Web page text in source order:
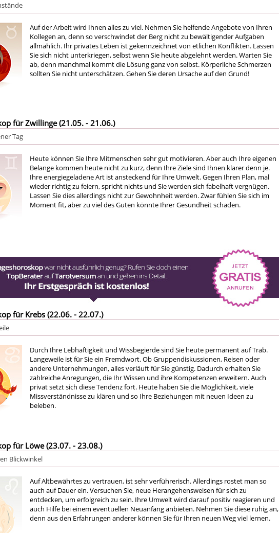
Auf der Arbeit wird Ihnen alles zu viel. Nehmen Sie helfende Angebote von Ihren
Kollegen an, denn so verschwindet der Berg nicht zu bewältigender Aufgaben
allmählich. Ihr privates Leben ist gekennzeichnet von etlichen Konflikten. Lassen
Sie sich nicht unterkriegen, selbst wenn Sie heute abgelehnt werden. Warten Sie
ab, denn manchmal kommt die Lösung ganz von selbst. Körperliche Schmerzen
sollten Sie nicht unterschätzen. Gehen Sie deren Ursache auf den Grund!
für Zwillinge (21.05. - 21.06.)
Tag
Heute können Sie Ihre Mitmenschen sehr gut motivieren. Aber auch Ihre eigenen
Belange kommen heute nicht zu kurz, denn Ihre Ziele sind Ihnen klarer denn je.
Ihre energiegeladene Art ist ansteckend für Ihre Umwelt. Gegen Ihren Plan, mal
wieder richtig zu feiern, spricht nichts und Sie werden sich fabelhaft vergnügen.
Lassen Sie dies allerdings nicht zur Gewohnheit werden. Zwar fühlen Sie sich im
Moment fit, aber zu viel des Guten könnte Ihrer Gesundheit schaden.
für Krebs (22.06. - 22.07.)
Durch Ihre Lebhaftigkeit und Wissbegierde sind Sie heute permanent auf Trab.
Langeweile ist für Sie ein Fremdwort. Ob Gruppendiskussionen, Reisen oder
andere Unternehmungen, alles verläuft für Sie günstig. Dadurch erhalten Sie
zahlreiche Anregungen, die Ihr Wissen und ihre Kompetenzen erweitern. Auch
privat setzt sich diese Tendenz fort. Heute haben Sie die Möglichkeit, viele
Missverständnisse zu klären und so Ihre Beziehungen mit neuen Ideen zu
beleben.
für Löwe (23.07. - 23.08.)
Blickwinkel
Auf Altbewährtes zu vertrauen, ist sehr verführerisch. Allerdings rostet man so
auch auf Dauer ein. Versuchen Sie, neue Herangehensweisen für sich zu
entdecken, um erfolgreich zu sein. Ihre Umwelt wird darauf positiv reagieren und
auch Hilfe bei einem eventuellen Neuanfang anbieten. Nehmen Sie diese ruhig an,
denn aus den Erfahrungen anderer können Sie für Ihren neuen Weg viel lernen.